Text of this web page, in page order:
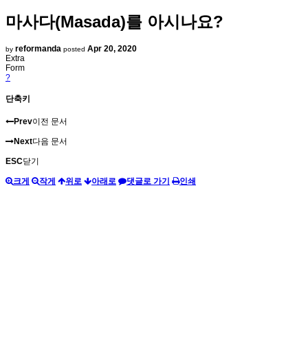
마사다(Masada)를 아시나요?
by reformanda posted Apr 20, 2020
Extra
Form
?
단축키
Prev이전 문서
Next다음 문서
ESC닫기
크게 작게 위로 아래로 댓글로 가기 인쇄